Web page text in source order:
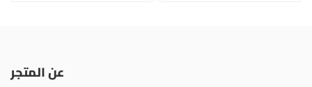
عن المتجر